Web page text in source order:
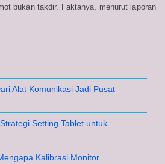
bukan takdir. Faktanya, menurut laporan
Alat Komunikasi Jadi Pusat
Setting Tablet untuk
Kalibrasi Monitor